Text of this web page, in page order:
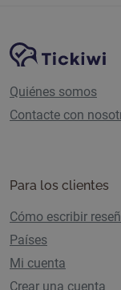
Navegación
Quiénes somos
Contacte con
Para los clientes
Cómo escribir
Países
Mi cuenta
Crear una cuenta